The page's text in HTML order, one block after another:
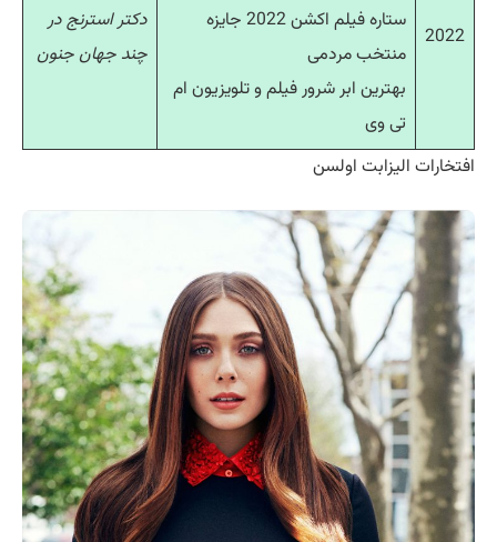
2022
ستاره فیلم اکشن 2022 جایزه
منتخب مردمی
بهترین ابر شرور فیلم و تلویزیون ام
تی وی
دکتر استرنج در
چند جهان جنون
افتخارات الیزابت اولسن